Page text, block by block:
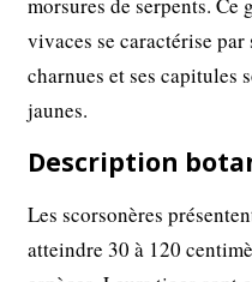
morsures de serpents. Ce
vivaces se caractérise
charnues et ses capitules
jaunes.
Description
Les scorsonères
atteindre 30 à 120